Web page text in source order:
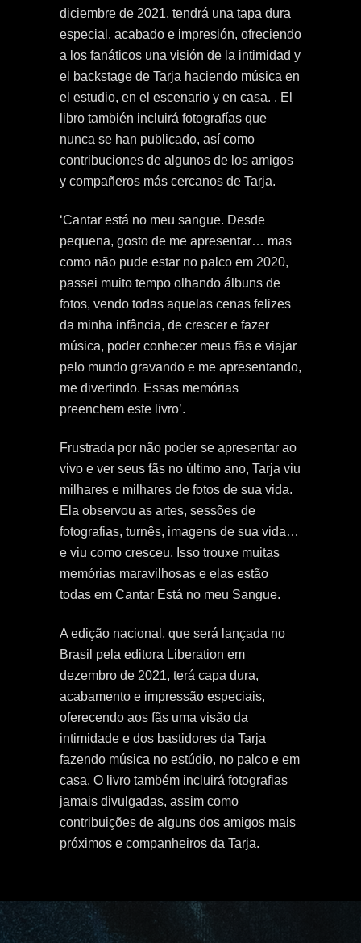
diciembre de 2021, tendrá una tapa dura
especial, acabado e impresión, ofreciendo
a los fanáticos una visión de la intimidad y
el backstage de Tarja haciendo música en
el estudio, en el escenario y en casa. . El
libro también incluirá fotografías que
nunca se han publicado, así como
contribuciones de algunos de los amigos
y compañeros más cercanos de Tarja.
‘Cantar está no meu sangue. Desde
pequena, gosto de me apresentar… mas
como não pude estar no palco em 2020,
passei muito tempo olhando álbuns de
fotos, vendo todas aquelas cenas felizes
da minha infância, de crescer e fazer
música, poder conhecer meus fãs e viajar
pelo mundo gravando e me apresentando,
me divertindo. Essas memórias
preenchem este livro’.
Frustrada por não poder se apresentar ao
vivo e ver seus fãs no último ano, Tarja viu
milhares e milhares de fotos de sua vida.
Ela observou as artes, sessões de
fotografias, turnês, imagens de sua vida…
e viu como cresceu. Isso trouxe muitas
memórias maravilhosas e elas estão
todas em Cantar Está no meu Sangue.
A edição nacional, que será lançada no
Brasil pela editora Liberation em
dezembro de 2021, terá capa dura,
acabamento e impressão especiais,
oferecendo aos fãs uma visão da
intimidade e dos bastidores da Tarja
fazendo música no estúdio, no palco e em
casa. O livro também incluirá fotografias
jamais divulgadas, assim como
contribuições de alguns dos amigos mais
próximos e companheiros da Tarja.